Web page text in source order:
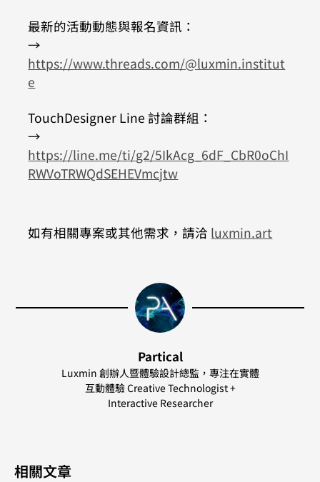
最新的活動動態與報名資訊：
→
https://www.threads.com/@luxmin.institut
e
TouchDesigner Line 討論群組：
→
https://line.me/ti/g2/5IkAcg_6dF_CbR0oChI
RWVoTRWQdSEHEVmcjtw
如有相關專案或其他需求，請洽 luxmin.art
Partical
Luxmin 創辦人暨體驗設計總監，專注在實體
互動體驗 Creative Technologist +
Interactive Researcher
相關文章